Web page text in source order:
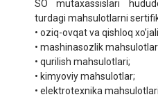
SO mutaxassislari
turdagi mahsulotlarni
• oziq-ovqat va qishloq
• mashinasozlik
• qurilish mahsulotlari;
• kimyoviy mahsulotlar;
• elektrotexnika